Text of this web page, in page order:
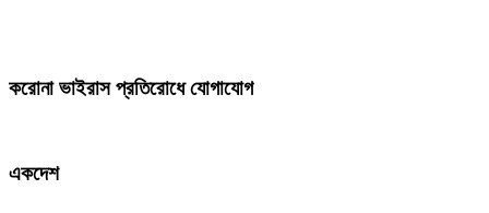
করোনা ভাইরাস প্রতিরোধে যোগাযোগ
একদেশ